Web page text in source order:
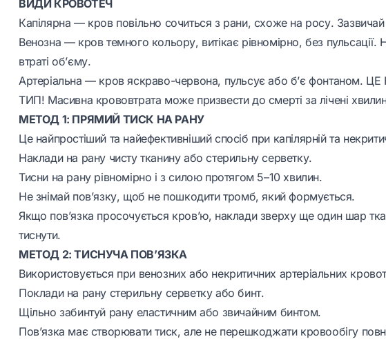
ВИДИ КРОВОТЕЧ
Капілярна — кров повільно сочиться з рани, схоже на росу. Зазвичай
Венозна — кров темного кольору, витікає рівномірно, без пульсації.
втраті об’єму.
Артеріальна — кров яскраво-червона, пульсує або б’є фонтаном.
ТИП! Масивна крововтрата може призвести до смерті за лічені
МЕТОД 1: ПРЯМИЙ ТИСК НА РАНУ
Це найпростіший та найефективніший спосіб при капілярній та
Наклади на рану чисту тканину або стерильну серветку.
Тисни на рану рівномірно і з силою протягом 5–10 хвилин.
Не знімай пов’язку, щоб не пошкодити тромб, який формується.
Якщо пов’язка просочується кров’ю, наклади зверху ще один шар
тиснути.
МЕТОД 2: ТИСНУЧА ПОВ’ЯЗКА
Використовується при венозних або некритичних артеріальних
Поклади на рану стерильну серветку або бинт.
Щільно забинтуй рану еластичним або звичайним бинтом.
Пов’язка має створювати тиск, але не перешкоджати кровообігу